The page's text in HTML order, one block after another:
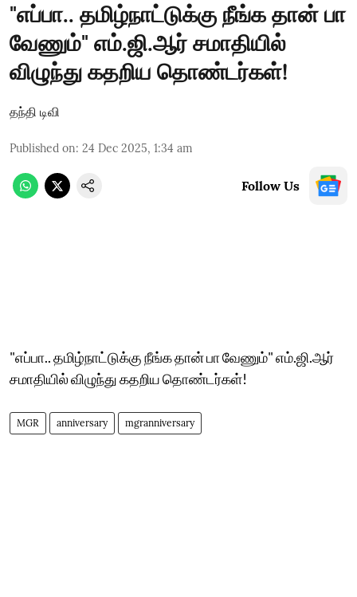
"எப்பா.. தமிழ்நாட்டுக்கு நீங்க தான் பா
வேணும்" எம்.ஜி.ஆர் சமாதியில்
விழுந்து கதறிய தொண்டர்கள்!
தந்தி டிவி
Published on: 24 Dec 2025, 1:34 am
Follow Us
"எப்பா.. தமிழ்நாட்டுக்கு நீங்க தான் பா வேணும்" எம்.ஜி.ஆர்
சமாதியில் விழுந்து கதறிய தொண்டர்கள்!
MGR anniversary mgranniversary